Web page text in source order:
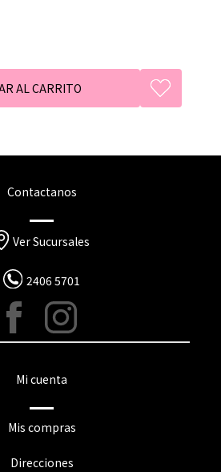
Contactanos
Ver Sucursales
2406 5701
Mi cuenta
Mis compras
Direcciones